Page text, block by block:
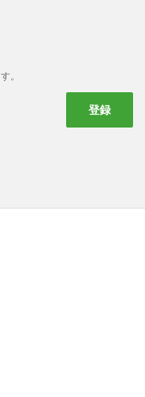
。
登録